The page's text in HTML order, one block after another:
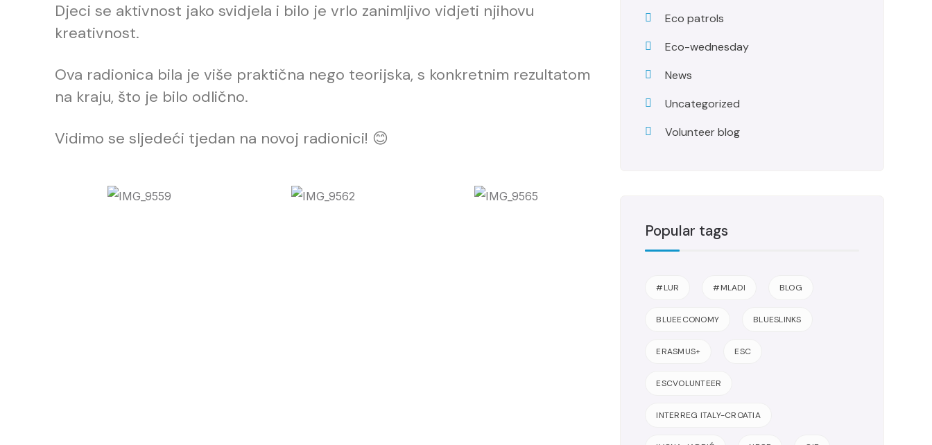
Djeci se aktivnost jako svidjela i bilo je vrlo zanimljivo vidjeti njihovu
kreativnost.
Ova radionica bila je više praktična nego teorijska, s konkretnim rezultatom
na kraju, što je bilo odlično.
Vidimo se sljedeći tjedan na novoj radionici! 😊
Eco patrols
Eco-wednesday
News
Uncategorized
Volunteer blog
Popular tags
#LUR #MLADI BLOG
BLUEECONOMY BLUESLINKS
ERASMUS+ ESC
ESCVOLUNTEER
INTERREG ITALY-CROATIA